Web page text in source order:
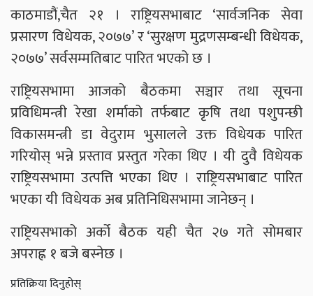
काठमाडौं,चैत २१ । राष्ट्रियसभाबाट ‘सार्वजनिक सेवा
प्रसारण विधेयक, २०७७’ र ‘सुरक्षण मुद्रणसम्बन्धी विधेयक,
२०७७’ सर्वसम्मतिबाट पारित भएको छ ।
राष्ट्रियसभामा आजको बैठकमा सञ्चार तथा सूचना
प्रविधिमन्त्री रेखा शर्माको तर्फबाट कृषि तथा पशुपन्छी
विकासमन्त्री डा वेदुराम भुसालले उक्त विधेयक पारित
गरियोस् भन्ने प्रस्ताव प्रस्तुत गरेका थिए । यी दुवै विधेयक
राष्ट्रियसभामा उत्पत्ति भएका थिए । राष्ट्रियसभाबाट पारित
भएका यी विधेयक अब प्रतिनिधिसभामा जानेछन् ।
राष्ट्रियसभाको अर्को बैठक यही चैत २७ गते सोमबार
अपराह्न १ बजे बस्नेछ ।
प्रतिक्रिया दिनुहोस्